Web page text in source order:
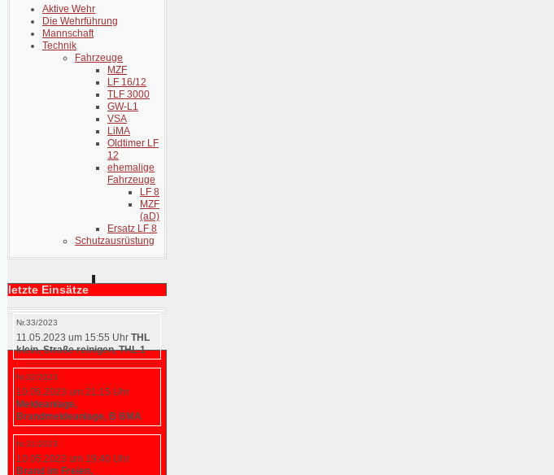
Aktive Wehr
Die Wehrführung
Mannschaft
Technik
Fahrzeuge
MZF
LF 16/12
TLF 3000
GW-L1
VSA
LiMA
Oldtimer LF
12
ehemalige
Fahrzeuge
LF 8
MZF
(aD)
Ersatz LF 8
Schutzausrüstung
letzte Einsätze
Nr.33/2023
11.05.2023 um 15:55 Uhr THL
klein, Straße reinigen, THL 1
Nr.32/2023
10.05.2023 um 21:15 Uhr
Meldeanlage,
Brandmeldeanlage, B BMA
Nr.31/2023
10.05.2023 um 19:40 Uhr
Brand im Freien,